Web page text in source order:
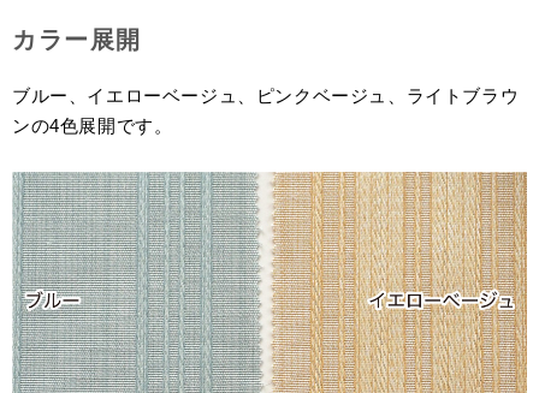
カラー展開
ブルー、イエローベージュ、ピンクベージュ、ライトブラウ
ンの4色展開です。